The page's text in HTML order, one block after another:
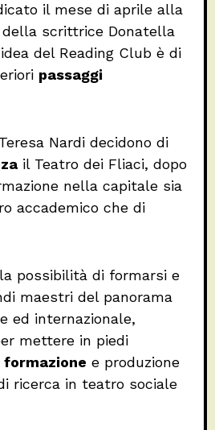
il mese di aprile alla
scrittrice Donatella
del Reading Club è di
passaggi
Nardi decidono di
il Teatro dei Fliaci, dopo
nella capitale sia
accademico che di
possibilità di formarsi e
maestri del panorama
ed internazionale,
mettere in piedi
formazione e produzione
ricerca in teatro sociale